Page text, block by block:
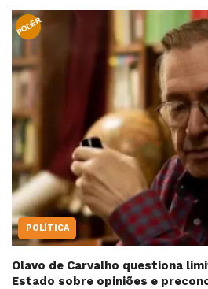
PODER
POLÍTICA
Olavo de Carvalho questiona
Estado sobre opiniões e